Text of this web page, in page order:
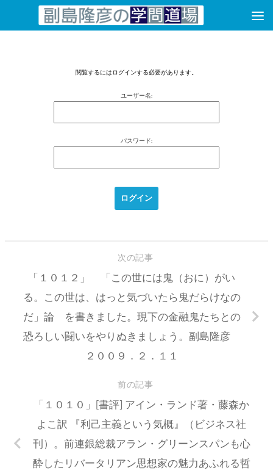
コンテンツへスキップ
閲覧するにはログインする必要があります。
ユーザー名:
パスワード:
次の記事
「１０１２」 「この世には鬼（おに）がい
る。この世は、はっと気づいたら鬼だらけなの
だ」論 を書きました。現下の金融鬼たちとの
恐ろしい闘いをやりぬきましょう。副島隆彦
２００９．２．１１
前の記事
「１０１０」[書評] アイン・ランド著・藤森か
よこ訳 『利己主義という気概』（ビジネス社
刊）。前連銀総裁アラン・グリーンスパンも心
酔したリバータリアン思想家の魅力あふれる哲